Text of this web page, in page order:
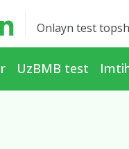
Onlayn test
UzBMB test